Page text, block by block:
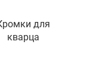
для
кварца